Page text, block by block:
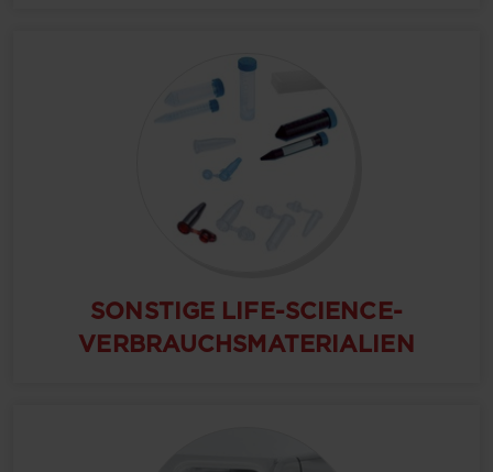
SONSTIGE LIFE-SCIENCE-
VERBRAUCHSMATERIALIEN